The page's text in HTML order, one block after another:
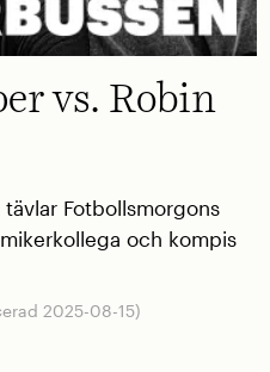
vs. Robin
Fotbollsmorgons
och kompis
2025-08-15)